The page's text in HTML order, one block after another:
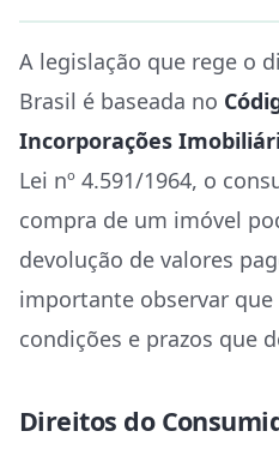
A legislação que rege o
Brasil é baseada no
Incorporações
Lei nº 4.591/1964, o
compra de um imóvel
devolução de valores
importante observar
condições e prazos que
Direitos do